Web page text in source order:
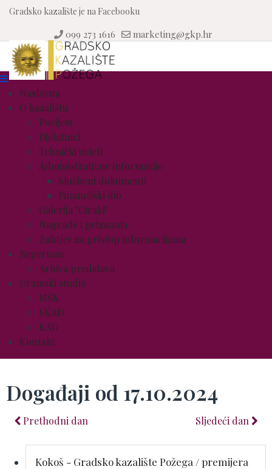
Gradsko kazalište je na Facebooku
099 273 1616 marketing@gkp.hr
Naslovna
O kazalištu
Povijest
Djelatnici
Tehnički uvjeti
Administrativne informacije
Službeni dokumenti
Financijski dio
Galerija "Ciraki"
Nagrade i priznanja
Zahtjev za pristup informacijama
Repertoar
Arhiva predstava
Dramski studio
MŠK
SKAD
KAD
Kontakt
Događaji od 17.10.2024
Prethodni dan Sljedeći dan
Kokoš - Gradsko kazalište Požega / premijera